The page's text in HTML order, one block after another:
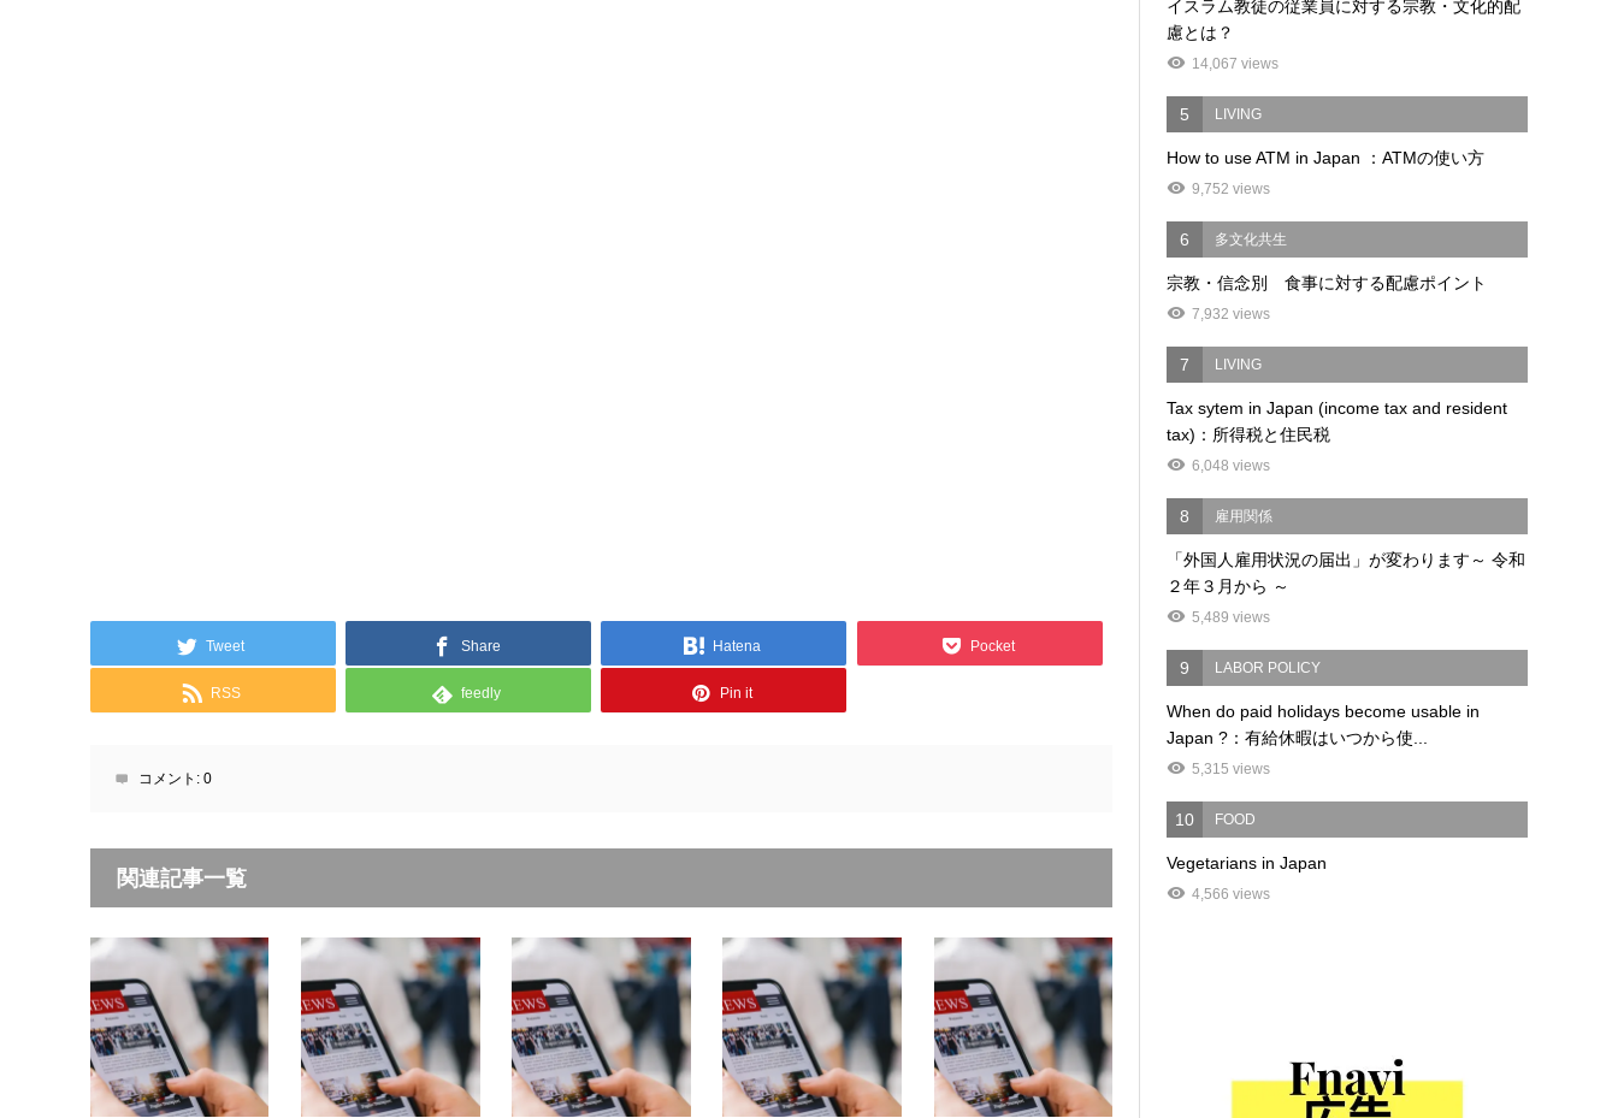
Tweet Share Hatena Pocket
RSS feedly Pin it
コメント: 0
関連記事一覧
イスラム教徒の従業員に対する宗教・文化的配
慮とは？
14,067 views
5 LIVING
How to use ATM in Japan ：ATMの使い方
9,752 views
6 多文化共生
宗教・信念別 食事に対する配慮ポイント
7,932 views
7 LIVING
Tax sytem in Japan (income tax and resident
tax)：所得税と住民税
6,048 views
8 雇用関係
「外国人雇用状況の届出」が変わります～ 令和
２年３月から ～
5,489 views
9 LABOR POLICY
When do paid holidays become usable in
Japan ?：有給休暇はいつから使...
5,315 views
10 FOOD
Vegetarians in Japan
4,566 views